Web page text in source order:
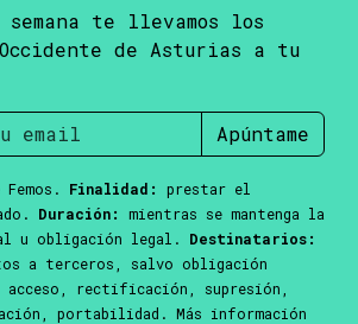
te llevamos los
de Asturias a tu
Apúntame
Femos. Finalidad:
prestar el
Duración:
mientras se mantenga la
u obligación legal. Destinatarios:
a terceros, salvo obligación
acceso, rectificación, supresión,
portabilidad. Más información